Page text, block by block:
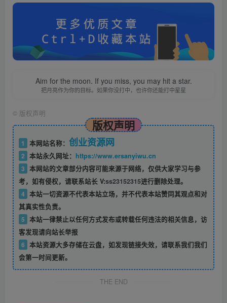
Aim for the moon. If you miss, you may hit a star.
把月亮作为你的目标。如果你没打中，也许你还能打中星星
© 版权声明
版权声明
1 本网站名称： 创业资源网
2 本站永久网址： https://www.ersanyiwu.cn
3 本网站的文章部分内容可能来源于网络，仅供大家学习与参
考，如有侵权，请联系站长 V:ss23152315进行删除处理。
4 本站一切资源不代表本站立场，并不代表本站赞同其观点和对
其真实性负责。
5 本站一律禁止以任何方式发布或转载任何违法的相关信息，访
客发现请向站长举报
6 本站资源大多存储在云盘，如发现链接失效，请联系我们我们
会第一时间更新。
THE END